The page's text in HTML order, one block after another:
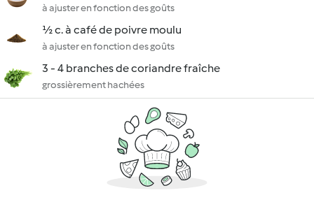
à ajuster en fonction des goûts
½ c. à café de poivre moulu
à ajuster en fonction des goûts
3 - 4 branches de coriandre fraîche
grossièrement hachées